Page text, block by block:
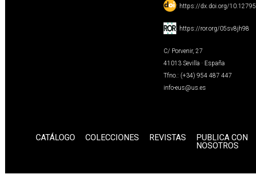
: https://dx.doi.org/10.12795
: https://ror.org/05sv8jh98
C/ Porvenir, 27
41013 Sevilla · España
Tfno.: (+34) 954 487 447
info-eus@us.es
CATÁLOGO COLECCIONES REVISTAS
PUBLICA CON
NOSOTROS